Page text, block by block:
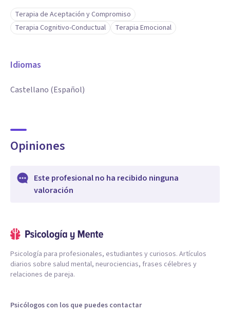
Terapia de Aceptación y Compromiso
Terapia Cognitivo-Conductual
Terapia Emocional
Idiomas
Castellano (Español)
Opiniones
Este profesional no ha recibido ninguna
valoración
Psicología para profesionales, estudiantes y curiosos. Artículos
diarios sobre salud mental, neurociencias, frases célebres y
relaciones de pareja.
Psicólogos con los que puedes contactar